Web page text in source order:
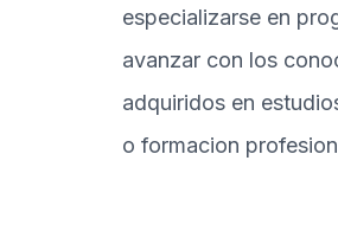
especializarse en
avanzar con los
adquiridos en
o formacion